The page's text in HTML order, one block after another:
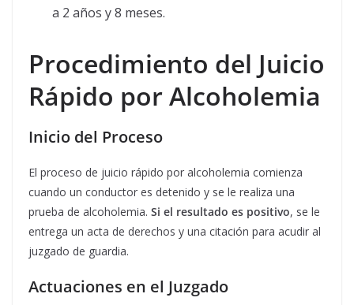
a 2 años y 8 meses.
Procedimiento del Juicio
Rápido por Alcoholemia
Inicio del Proceso
El proceso de juicio rápido por alcoholemia comienza
cuando un conductor es detenido y se le realiza una
prueba de alcoholemia. Si el resultado es positivo, se le
entrega un acta de derechos y una citación para acudir al
juzgado de guardia.
Actuaciones en el Juzgado